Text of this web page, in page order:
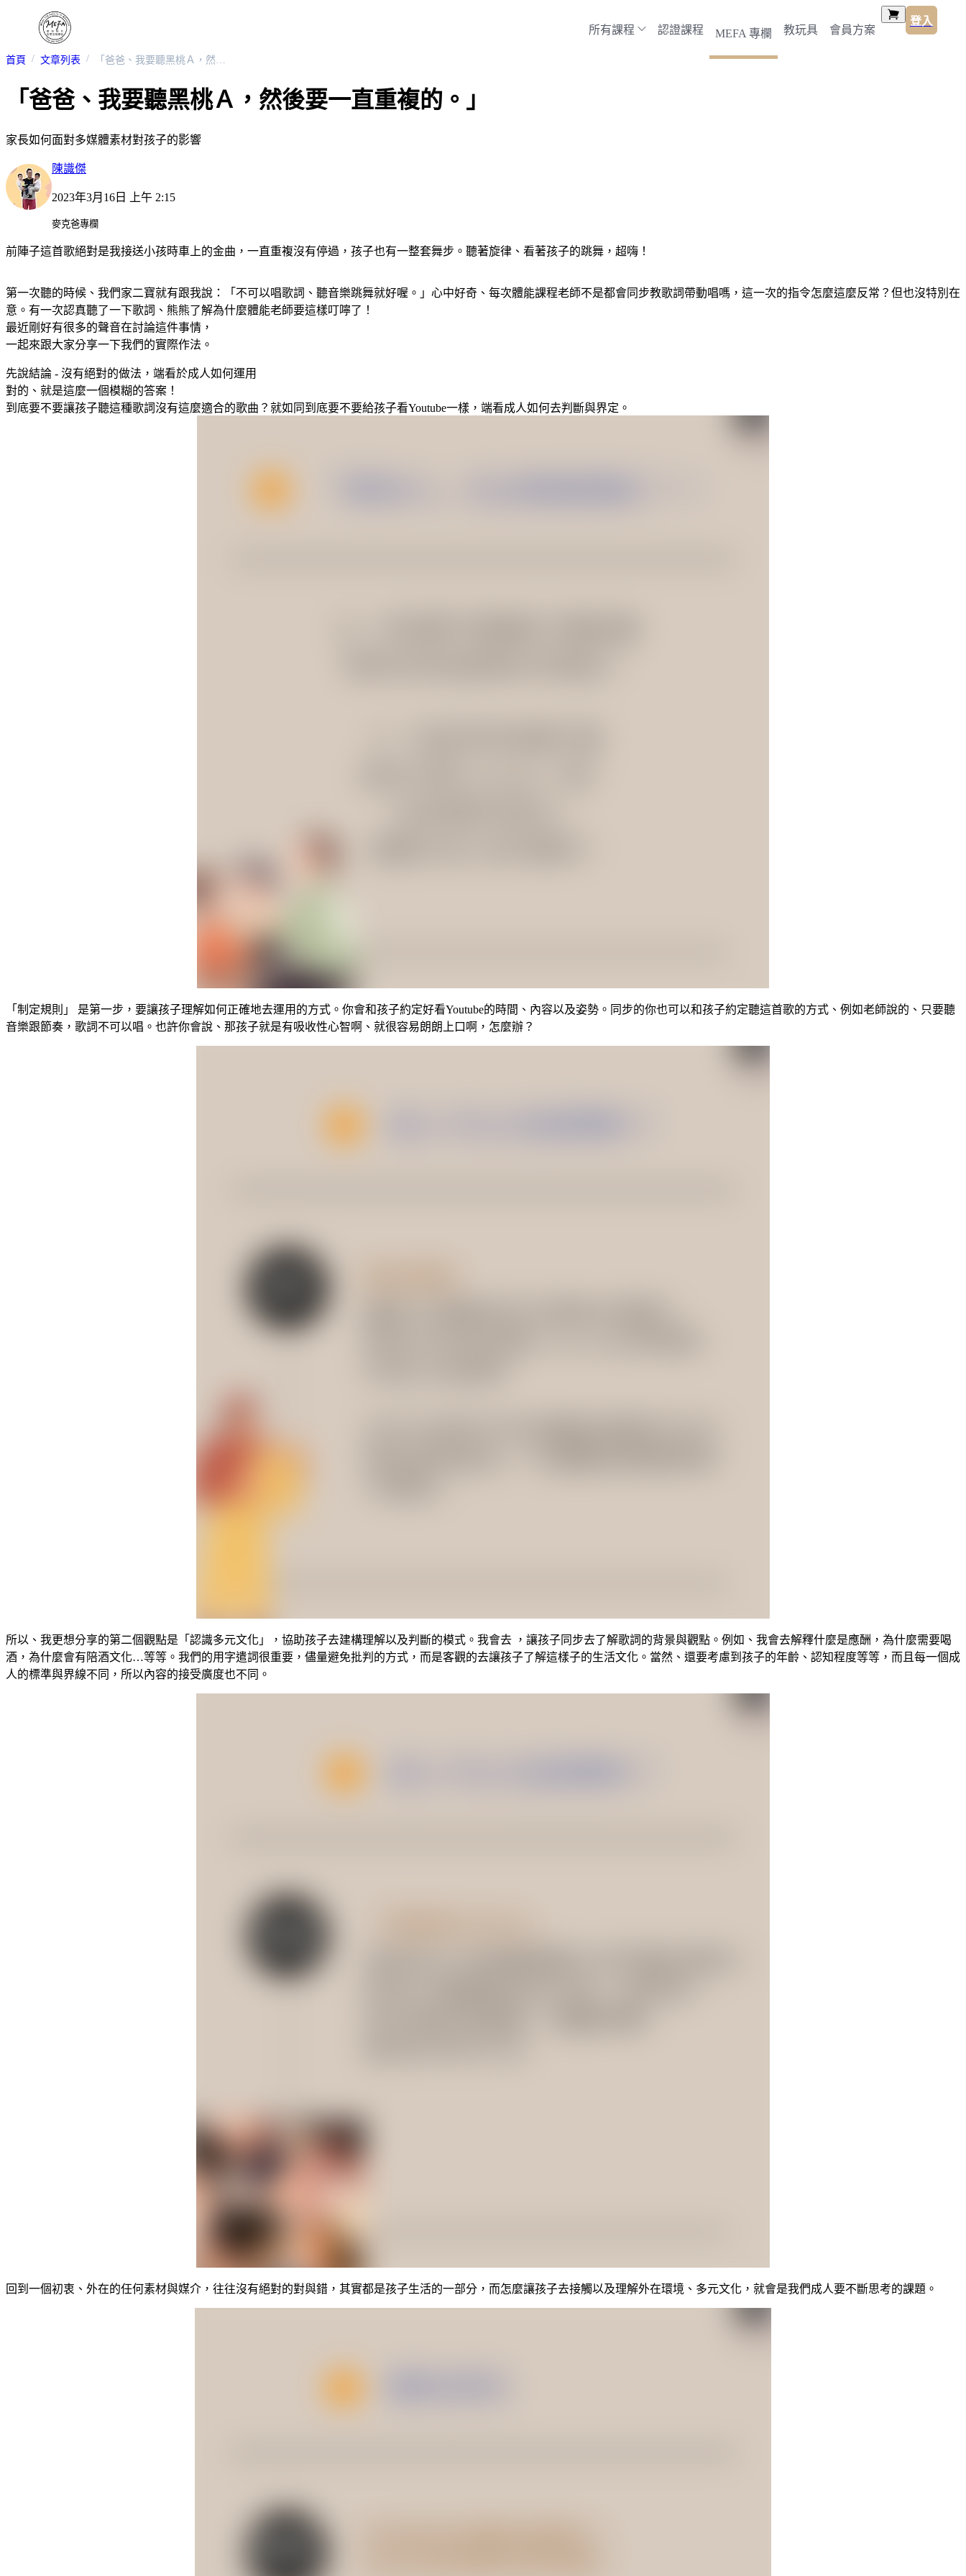
所有課程 認證課程 MEFA 專欄 教玩具 會員方案
登入
首頁 文章列表 「爸爸、我要聽黑桃Ａ，然後要一直重複的。」
「爸爸、我要聽黑桃Ａ，然後要一直重複的。」
家長如何面對多媒體素材對孩子的影響
陳識傑
2023年3月16日 上午 2:15
麥克爸專欄
前陣子這首歌絕對是我接送小孩時車上的金曲，一直重複沒有停過，孩子也有一整套舞步。聽著旋律、看著孩子的跳舞，超嗨！
第一次聽的時候、我們家二寶就有跟我說：「不可以唱歌詞、聽音樂跳舞就好喔。」心中好奇、每次體能課程老師不是都會同步教歌詞帶動唱嗎，這一次的指令怎麼這麼反常？但也沒特別在
意。有一次認真聽了一下歌詞、熊熊了解為什麼體能老師要這樣叮嚀了！
最近剛好有很多的聲音在討論這件事情，
一起來跟大家分享一下我們的實際作法。
先說結論 - 沒有絕對的做法，端看於成人如何運用
對的、就是這麼一個模糊的答案！
到底要不要讓孩子聽這種歌詞沒有這麼適合的歌曲？就如同到底要不要給孩子看Youtube一樣，端看成人如何去判斷與界定。
「制定規則」 是第一步，要讓孩子理解如何正確地去運用的方式。你會和孩子約定好看Youtube的時間、內容以及姿勢。同步的你也可以和孩子約定聽這首歌的方式、例如老師說的、只要聽
音樂跟節奏，歌詞不可以唱。也許你會說、那孩子就是有吸收性心智啊、就很容易朗朗上口啊，怎麼辦？
所以、我更想分享的第二個觀點是「認識多元文化」，協助孩子去建構理解以及判斷的模式。我會去 ，讓孩子同步去了解歌詞的背景與觀點。例如、我會去解釋什麼是應酬，為什麼需要喝
酒，為什麼會有陪酒文化…等等。我們的用字遣詞很重要，儘量避免批判的方式，而是客觀的去讓孩子了解這樣子的生活文化。當然、還要考慮到孩子的年齡、認知程度等等，而且每一個成
人的標準與界線不同，所以內容的接受廣度也不同。
回到一個初衷、外在的任何素材與媒介，往往沒有絕對的對與錯，其實都是孩子生活的一部分，而怎麼讓孩子去接觸以及理解外在環境、多元文化，就會是我們成人要不斷思考的課題。